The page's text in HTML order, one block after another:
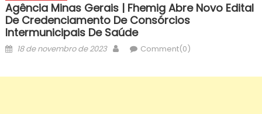
Agência Minas Gerais | Fhemig Abre Novo Edital
De Credenciamento De Consórcios
Intermunicipais De Saúde
Posted
18 de novembro de 2023 AuthorComment(0)